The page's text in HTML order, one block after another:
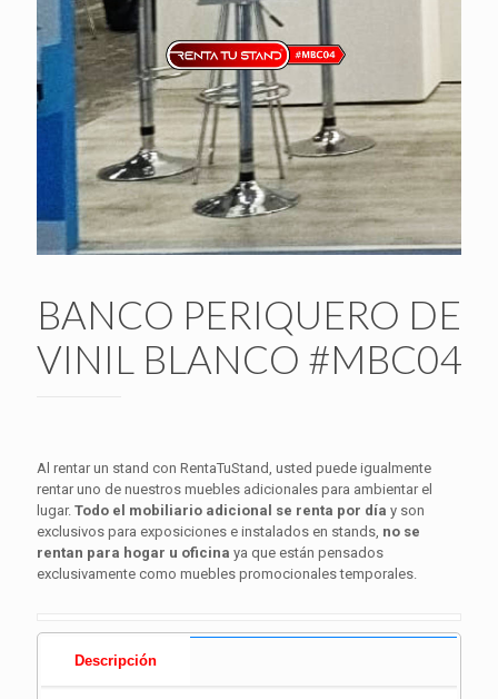
BANCO PERIQUERO DE
VINIL BLANCO #MBC04
Al rentar un stand con RentaTuStand, usted puede igualmente
rentar uno de nuestros muebles adicionales para ambientar el
lugar. Todo el mobiliario adicional se renta por día y son
exclusivos para exposiciones e instalados en stands, no se
rentan para hogar u oficina ya que están pensados
exclusivamente como muebles promocionales temporales.
Descripción